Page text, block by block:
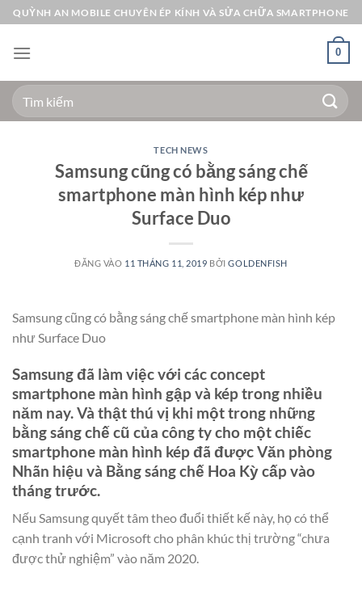
Bỏ
qua
nội
QUỲNH AN MOBILE CHUYÊN ÉP KÍNH VÀ SỬA CHỮA SMARTPHONE
0
Tìm
kiếm:
TECH NEWS
Samsung cũng có bằng sáng chế
smartphone màn hình kép như
Surface Duo
ĐĂNG VÀO 11 THÁNG 11, 2019 BỞIGOLDENFISH
Samsung cũng có bằng sáng chế smartphone màn hình kép
như Surface Duo
Samsung đã làm việc với các concept
smartphone màn hình gập và kép trong nhiều
năm nay. Và thật thú vị khi một trong những
bằng sáng chế cũ của công ty cho một chiếc
smartphone màn hình kép đã được Văn phòng
Nhãn hiệu và Bằng sáng chế Hoa Kỳ cấp vào
tháng trước.
Nếu Samsung quyết tâm theo đuổi thiết kế này, họ có thể
cạnh tranh với Microsoft cho phân khúc thị trường “chưa
được thử nghiệm” vào năm 2020.